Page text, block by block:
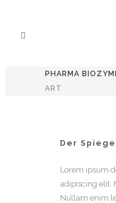
PHARMA
ART
Der
Lorem ipsum
adipiscing elit.
Nullam enim